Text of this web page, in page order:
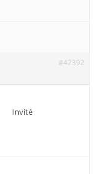
#42392
Invité